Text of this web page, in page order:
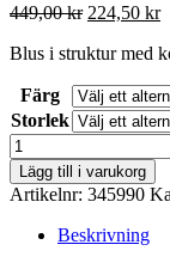
449,00kr Det
priset
449,00 kr.
224,50 kr
Blus i struktur med
Färg
Storlek
Blus
i
struktur
-
Cecil
mängd
Lägg till i varukorg
Artikelnr: 345990
Beskrivning